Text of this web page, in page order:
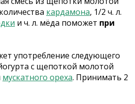
кардамона, 1/2 ч. л.
и ч. л. мёда поможет при
употребление следующего
с щепоткой молотой
мускатного ореха. Принимать 2